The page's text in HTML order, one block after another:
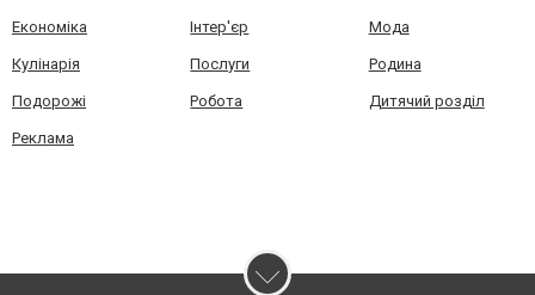
Економіка Інтер'єр Мода
Кулінарія Послуги Родина
Подорожі Робота Дитячий розділ
Реклама